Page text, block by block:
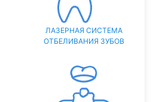
ЛАЗЕРНАЯ СИСТЕМА
ОТБЕЛИВАНИЯ ЗУБОВ